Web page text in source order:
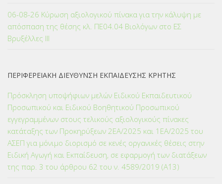
06-08-26 Κύρωση αξιολογικού πίνακα για την κάλυψη με
απόσπαση της θέσης κλ. ΠΕ04.04 Βιολόγων στο ΕΣ
Βρυξέλλες ΙΙΙ
ΠΕΡΙΦΕΡΕΙΑΚΗ ΔΙΕΥΘΥΝΣΗ ΕΚΠΑΙΔΕΥΣΗΣ ΚΡΗΤΗΣ
Πρόσκληση υποψήφιων μελών Ειδικού Εκπαιδευτικού
Προσωπικού και Ειδικού Βοηθητικού Προσωπικού
εγγεγραμμένων στους τελικούς αξιολογικούς πίνακες
κατάταξης των Προκηρύξεων 2ΕΑ/2025 και 1ΕΑ/2025 του
ΑΣΕΠ για μόνιμο διορισμό σε κενές οργανικές θέσεις στην
Ειδική Αγωγή και Εκπαίδευση, σε εφαρμογή των διατάξεων
της παρ. 3 του άρθρου 62 του ν. 4589/2019 (Α΄13)